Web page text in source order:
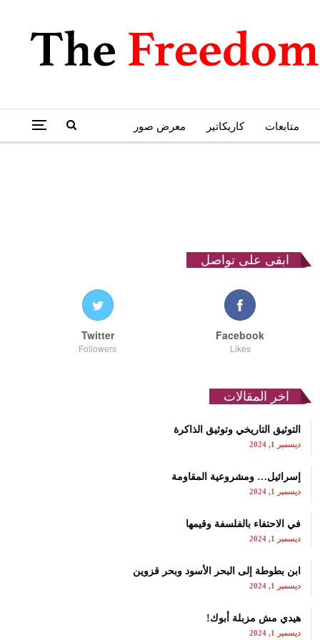
متابعات كاريكاتير معرض صور
ابقى على تواصل
Facebook
Likes
Twitter
Followers
اخر المقالات
التوثيق التاريخي وتوثيق الذاكرة
ديسمبر 1, 2024
إسرائيل… ومشروعية المقاومة
ديسمبر 1, 2024
في الاحتفاء بالفلسفة وقيمها
ديسمبر 1, 2024
ابن بطوطة إلى البحر الأسود وبحر قزوين
ديسمبر 1, 2024
هيدي مش مزبلة أبوك!
ديسمبر 1, 2024